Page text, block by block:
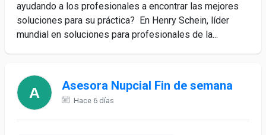
ayudando a los profesionales a encontrar las mejores
soluciones para su práctica? En Henry Schein, líder
mundial en soluciones para profesionales de la...
Asesora Nupcial Fin de semana
Hace 6 días